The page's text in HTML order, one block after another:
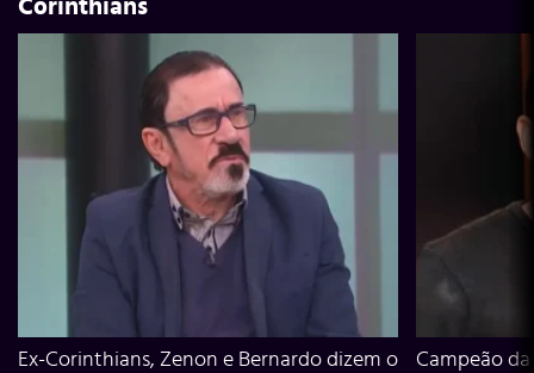
Corinthians
Ex-Corinthians, Zenon e Bernardo dizem o
Campeão